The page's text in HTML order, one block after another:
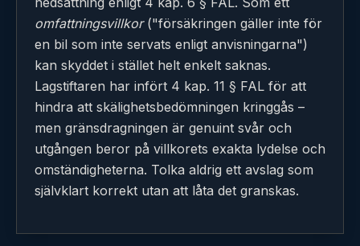
omfattningsvillkor("försäkringen gäller inte för
en bil som inte servats enligt anvisningarna")
kan skyddet i stället helt enkelt saknas.
Lagstiftaren har infört 4 kap. 11 § FAL för att
hindra att skälighetsbedömningen kringgås –
men gränsdragningen är genuint svår och
utgången beror på villkorets exakta lydelse och
omständigheterna. Tolka aldrig ett avslag som
självklart korrekt utan att låta det granskas.